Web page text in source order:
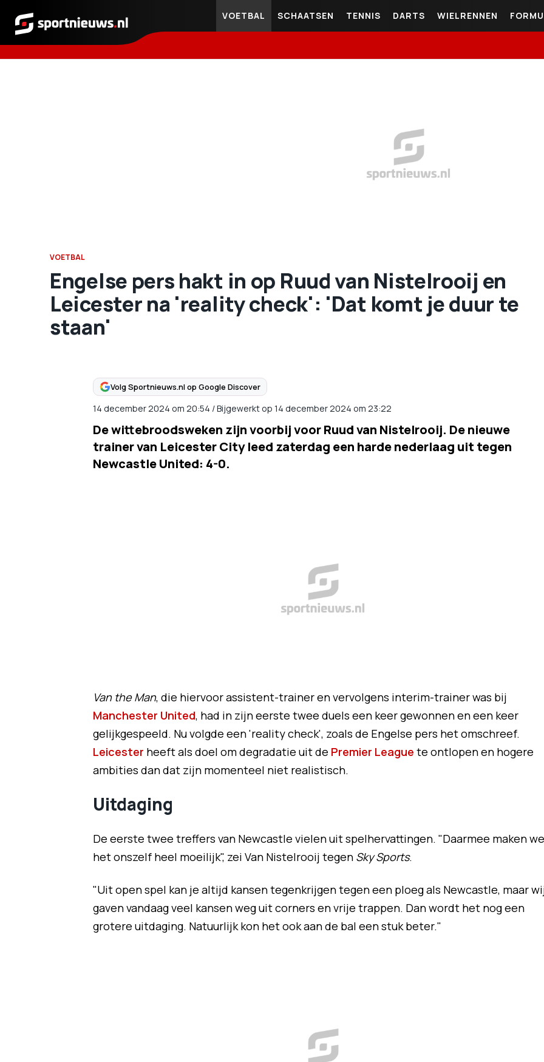
Sportnieuws.nl
VOETBAL SCHAATSEN TENNIS DARTS WIELRENNEN
VOETBAL
Engelse pers hakt in op Ruud van Nistelrooij en
Leicester na 'reality check': 'Dat komt je duur te
staan'
Volg Sportnieuws.nl op Google Discover
14 december 2024 om 20:54 /Bijgewerkt op 14 december 2024 om 23:22
De wittebroodsweken zijn voorbij voor Ruud van Nistelrooij. De nieuwe
trainer van Leicester City leed zaterdag een harde nederlaag uit tegen
Newcastle United: 4-0.
Van the Man, die hiervoor assistent-trainer en vervolgens interim-trainer was bij
Manchester United, had in zijn eerste twee duels een keer gewonnen en een keer
gelijkgespeeld. Nu volgde een 'reality check', zoals de Engelse pers het omschreef.
Leicester heeft als doel om degradatie uit de Premier League te ontlopen en hogere
ambities dan dat zijn momenteel niet realistisch.
Uitdaging
De eerste twee treffers van Newcastle vielen uit spelhervattingen. "Daarmee maken we
het onszelf heel moeilijk", zei Van Nistelrooij tegenSky Sports.
"Uit open spel kan je altijd kansen tegenkrijgen tegen een ploeg als Newcastle, maar
gaven vandaag veel kansen weg uit corners en vrije trappen. Dan wordt het nog een
grotere uitdaging. Natuurlijk kon het ook aan de bal een stuk beter."